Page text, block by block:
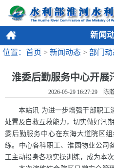
新闻
位置：首页 > 新闻动态 > 部门动
淮委后勤服务中心开展
2026-05-29 16:27:29
本站讯 为进一步增强干部职工
处置及自救互救能力，切实做好汛
委后勤服务中心在东海大道院区
练。中心各科职工、淮园物业公司
工主动投身各项实操训练，成为本